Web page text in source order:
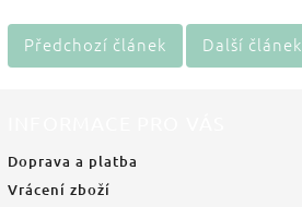
Předchozí článek Další článek
Doprava a platba
Vrácení zboží